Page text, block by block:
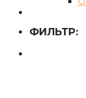
ФИЛЬТР: